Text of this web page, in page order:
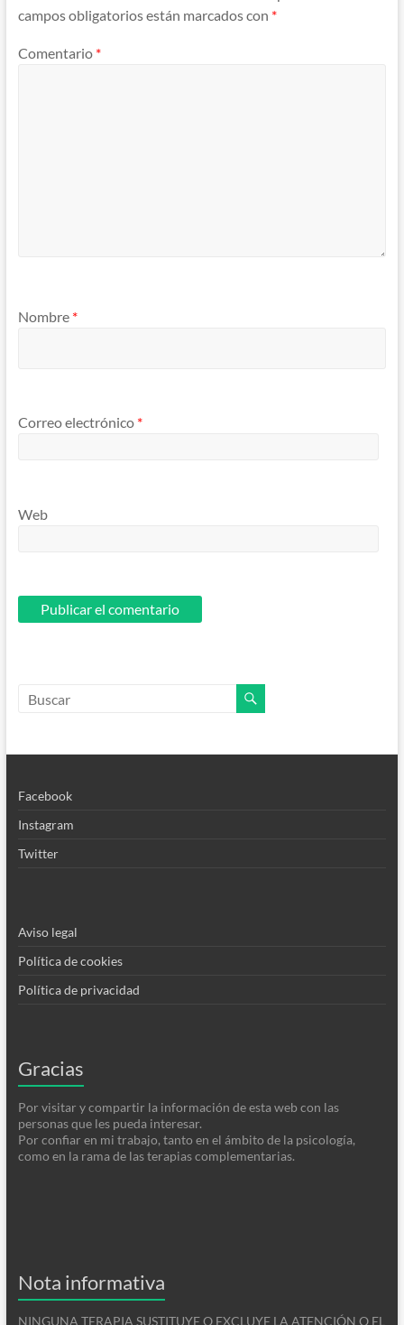
campos obligatorios están marcados con *
Comentario *
Nombre *
Correo electrónico *
Web
Facebook
Instagram
Twitter
Aviso legal
Política de cookies
Política de privacidad
Gracias
Por visitar y compartir la información de esta web con las
personas que les pueda interesar.
Por confiar en mi trabajo, tanto en el ámbito de la psicología,
como en la rama de las terapias complementarias.
Nota informativa
NINGUNA TERAPIA SUSTITUYE O EXCLUYE LA ATENCIÓN O EL